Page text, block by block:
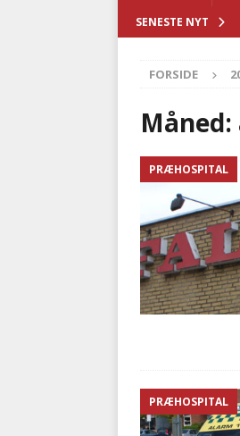
SENESTE NYT
FORSIDE
Måned:
PRÆHOSPITAL
PRÆHOSPITAL